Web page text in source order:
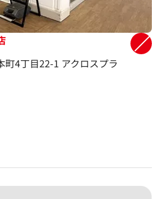
町4丁目22-1 アクロスプラ